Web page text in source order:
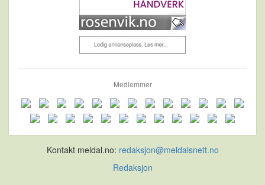
Medlemmer
Kontakt meldal.no: redaksjon@meldalsnett.no
Redaksjon